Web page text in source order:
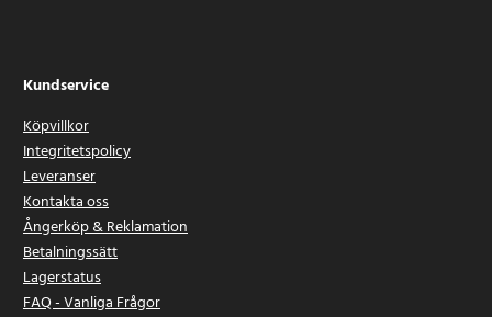
Kundservice
Köpvillkor
Integritetspolicy
Leveranser
Kontakta oss
Ångerköp & Reklamation
Betalningssätt
Lagerstatus
FAQ - Vanliga Frågor